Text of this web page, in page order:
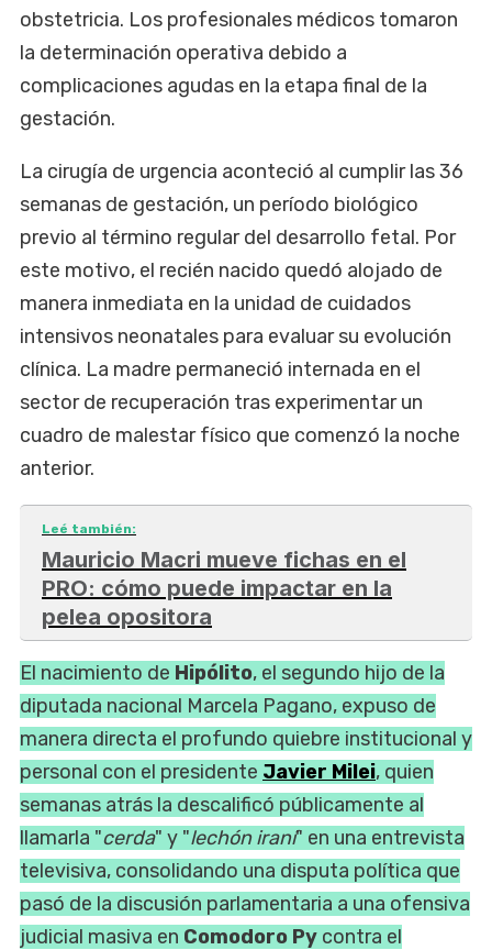
obstetricia. Los profesionales médicos tomaron
la determinación operativa debido a
complicaciones agudas en la etapa final de la
gestación.
La cirugía de urgencia aconteció al cumplir las 36
semanas de gestación, un período biológico
previo al término regular del desarrollo fetal. Por
este motivo, el recién nacido quedó alojado de
manera inmediata en la unidad de cuidados
intensivos neonatales para evaluar su evolución
clínica. La madre permaneció internada en el
sector de recuperación tras experimentar un
cuadro de malestar físico que comenzó la noche
anterior.
Leé también:
Mauricio Macri mueve fichas en el
PRO: cómo puede impactar en la
pelea opositora
El nacimiento de Hipólito, el segundo hijo de la
diputada nacional Marcela Pagano, expuso de
manera directa el profundo quiebre institucional y
personal con el presidente Javier Milei, quien
semanas atrás la descalificó públicamente al
llamarla "cerda" y "lechón iraní" en una entrevista
televisiva, consolidando una disputa política que
pasó de la discusión parlamentaria a una ofensiva
judicial masiva en Comodoro Py contra el